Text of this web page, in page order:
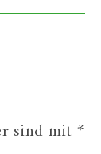
sind mit*